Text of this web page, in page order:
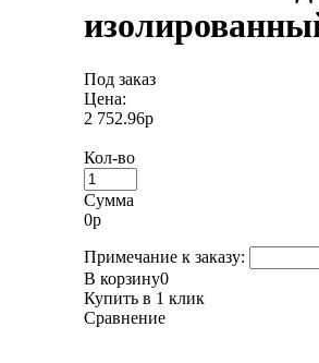
Под заказ
Цена:
2 752.96р
Кол-во
Сумма
0р
Примечание к заказу:
В корзину0
Купить в 1 клик
Сравнение